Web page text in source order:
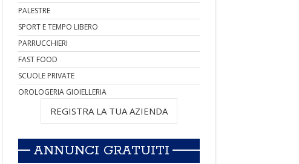
PALESTRE
SPORT E TEMPO LIBERO
PARRUCCHIERI
FAST FOOD
SCUOLE PRIVATE
OROLOGERIA GIOIELLERIA
REGISTRA LA TUA AZIENDA
ANNUNCI GRATUITI